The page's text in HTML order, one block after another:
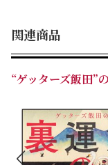
☆ そして、12秒に
＞＞ 開運の声が「
日使えます！ ス
☆「こんな一面が
た。」（30代／女
関連商品
“ゲッターズ飯田”